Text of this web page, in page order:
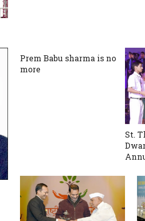
Prem Babu sharma is no
more
St.